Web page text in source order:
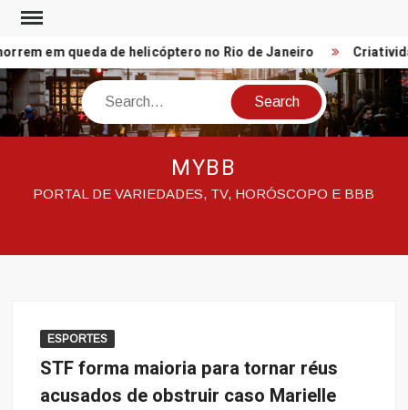
Skip
contentem queda de helicóptero no Rio de Janeiro
Search
MYBB
PORTAL DE VARIEDADES, TV, HORÓSCOPO E BBB
ESPORTES
STF forma maioria para tornar réus
acusados de obstruir caso Marielle